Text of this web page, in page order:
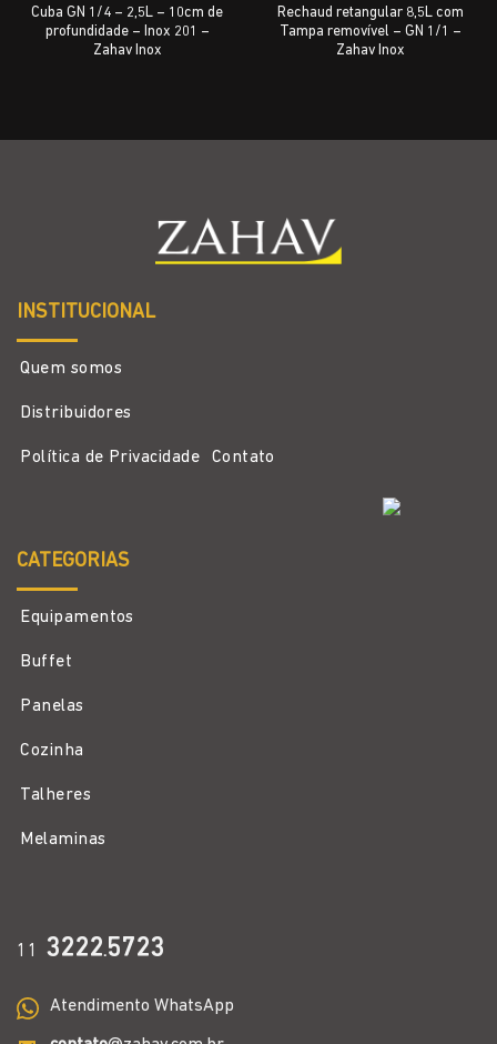
Cuba GN 1/4 – 2,5L – 10cm de
profundidade – Inox 201 –
Zahav Inox
Rechaud retangular 8,5L com
Tampa removível – GN 1/1 –
Zahav Inox
INSTITUCIONAL
Quem somos
Distribuidores
Política de Privacidade Contato
CATEGORIAS
Equipamentos
Buffet
Panelas
Cozinha
Talheres
Melaminas
11 3222.5723
Atendimento WhatsApp